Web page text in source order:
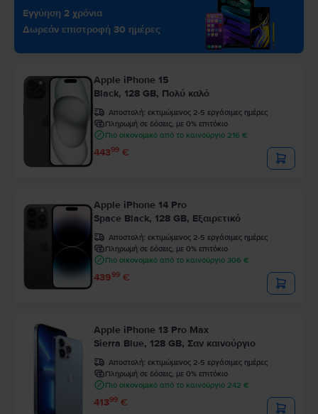
Εγγύηση 2 χρόνια
Δωρεάν επιστροφή 30 ημέρες
Apple iPhone 15
Black, 128 GB, Πολύ καλό
Αποστολή: εκτιμώμενος 2-5 εργάσιμες ημέρες
Πληρωμή σε δόσεις, με 0% επιτόκιο
Πιο οικονομικό από το καινούργιο 216 €
44399 €
Apple iPhone 14 Pro
Space Black, 128 GB, Εξαιρετικό
Αποστολή: εκτιμώμενος 2-5 εργάσιμες ημέρες
Πληρωμή σε δόσεις, με 0% επιτόκιο
Πιο οικονομικό από το καινούργιο 306 €
43999 €
Apple iPhone 13 Pro Max
Sierra Blue, 128 GB, Σαν καινούργιο
Αποστολή: εκτιμώμενος 2-5 εργάσιμες ημέρες
Πληρωμή σε δόσεις, με 0% επιτόκιο
Πιο οικονομικό από το καινούργιο 242 €
41399 €